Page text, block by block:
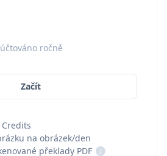
ročně
Začít
Credits
na obrázek/den
překlady PDF
i